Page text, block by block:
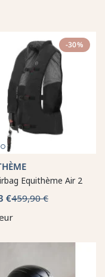
-30%
Equithème Air 2
€459,90 €